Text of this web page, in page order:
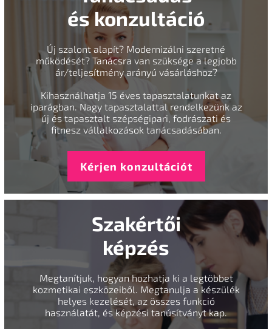
és konzultáció
Új szalont alapít? Modernizálni szeretné
működését? Tanácsra van szüksége a legjobb
ár/teljesítmény arányú vásárláshoz?
Kihasználhatja 15 éves tapasztalatunkat az
iparágban. Nagy tapasztalattal rendelkezünk az
új és tapasztalt szépségipari, fodrászati és
fitnesz vállalkozások tanácsadásában.
Kérjen konzultációt
Szakértői
képzés
Megtanítjuk, hogyan hozhatja ki a legtöbbet
kozmetikai eszközeiből. Megtanulja a készülék
helyes kezelését, az összes funkció
használatát, és képzési tanúsítványt kap.